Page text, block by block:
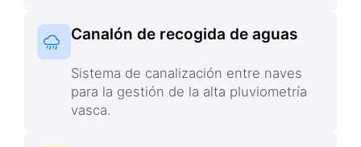
Canalón de recogida de aguas
Sistema de canalización entre naves
para la gestión de la alta pluviometría
vasca.